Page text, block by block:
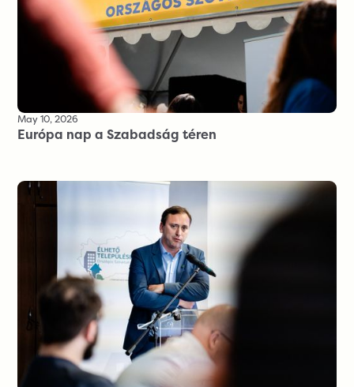
May 10, 2026
Európa nap a Szabadság téren